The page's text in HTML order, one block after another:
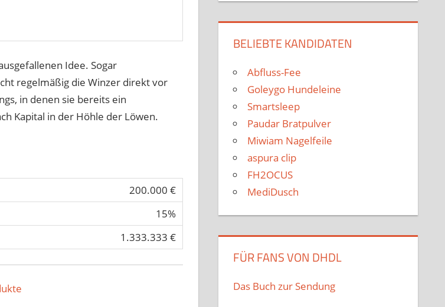
Idee. Sogar
regelmäßig die Winzer direkt vor
in denen sie bereits ein
Kapital in der Höhle der Löwen.
200.000 €
15%
1.333.333 €
BELIEBTE KANDIDATEN
Abfluss-Fee
Goleygo Hundeleine
Smartsleep
Paudar Bratpulver
Miwiam Nagelfeile
aspura clip
FH2OCUS
MediDusch
FÜR FANS VON DHDL
Das Buch zur Sendung